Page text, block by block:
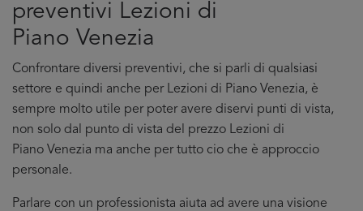
preventivi Lezioni di
Piano Venezia
Confrontare diversi preventivi, che si parli di qualsiasi
settore e quindi anche per Lezioni di Piano Venezia, è
sempre molto utile per poter avere diservi punti di vista,
non solo dal punto di vista del prezzo Lezioni di
Piano Venezia ma anche per tutto cio che è approccio
personale.
Parlare con un professionista aiuta ad avere una visione